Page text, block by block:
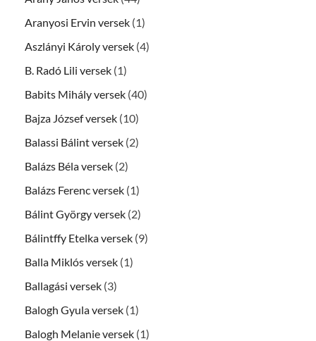
Aranyosi Ervin versek (1)
Aszlányi Károly versek (4)
B. Radó Lili versek (1)
Babits Mihály versek (40)
Bajza József versek (10)
Balassi Bálint versek (2)
Balázs Béla versek (2)
Balázs Ferenc versek (1)
Bálint György versek (2)
Bálintffy Etelka versek (9)
Balla Miklós versek (1)
Ballagási versek (3)
Balogh Gyula versek (1)
Balogh Melanie versek (1)